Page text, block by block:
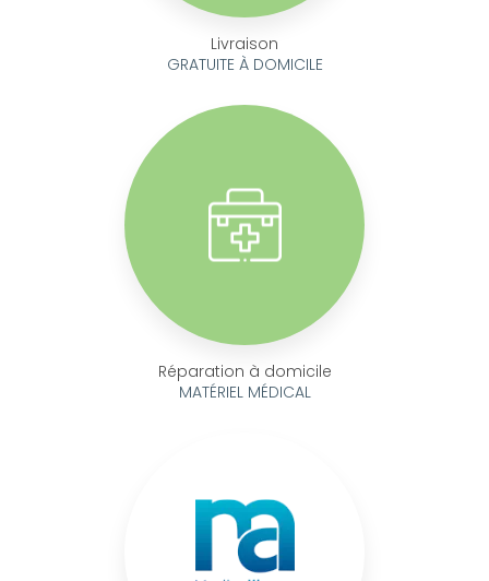
Livraison
GRATUITE À DOMICILE
Réparation à domicile
MATÉRIEL MÉDICAL